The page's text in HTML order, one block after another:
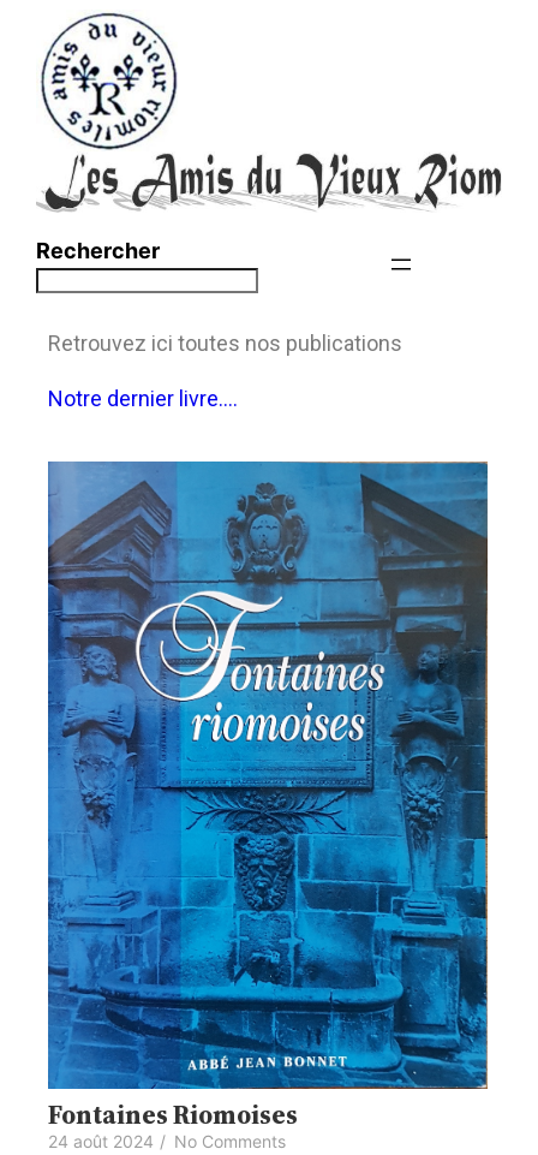
Rechercher
Retrouvez ici toutes nos publications
Notre dernier livre….
Fontaines Riomoises
24 août 2024 / No Comments